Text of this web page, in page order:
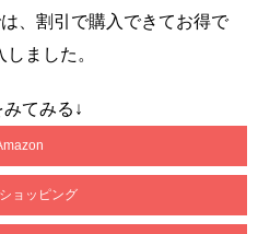
、割引で購入できてお得で
ました。
みてみる↓
ョッピング